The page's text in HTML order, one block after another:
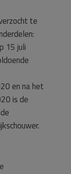
te
15 juli
en na het
is de